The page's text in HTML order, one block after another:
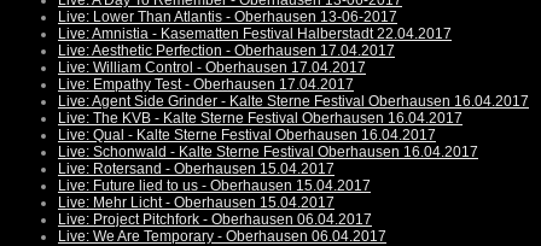
Live: Lower Than Atlantis - Oberhausen 13-06-2017
Live: Amnistia - Kasematten Festival Halberstadt 22.04.2017
Live: Aesthetic Perfection - Oberhausen 17.04.2017
Live: William Control - Oberhausen 17.04.2017
Live: Empathy Test - Oberhausen 17.04.2017
Live: Agent Side Grinder - Kalte Sterne Festival Oberhausen 16.04.2017
Live: The KVB - Kalte Sterne Festival Oberhausen 16.04.2017
Live: Qual - Kalte Sterne Festival Oberhausen 16.04.2017
Live: Schonwald - Kalte Sterne Festival Oberhausen 16.04.2017
Live: Rotersand - Oberhausen 15.04.2017
Live: Future lied to us - Oberhausen 15.04.2017
Live: Mehr Licht - Oberhausen 15.04.2017
Live: Project Pitchfork - Oberhausen 06.04.2017
Live: We Are Temporary - Oberhausen 06.04.2017